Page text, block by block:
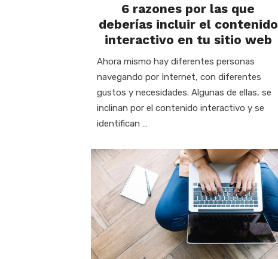
6 razones por las que
deberías incluir el contenido
interactivo en tu sitio web
Ahora mismo hay diferentes personas
navegando por Internet, con diferentes
gustos y necesidades. Algunas de ellas, se
inclinan por el contenido interactivo y se
identifican …